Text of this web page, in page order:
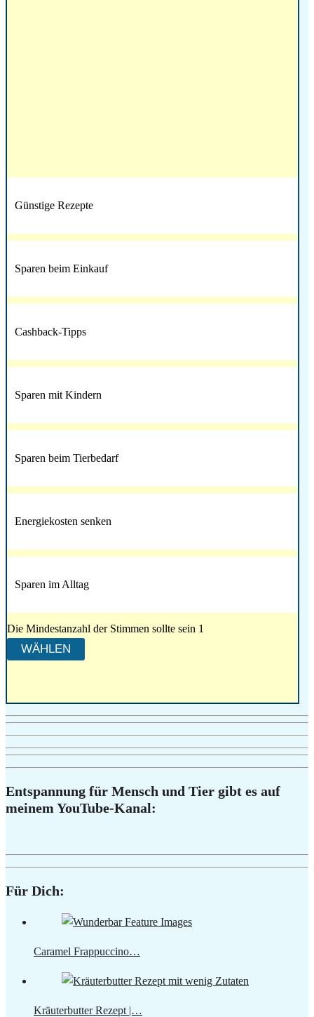
Günstige Rezepte
Sparen beim Einkauf
Cashback-Tipps
Sparen mit Kindern
Sparen beim Tierbedarf
Energiekosten senken
Sparen im Alltag
Die Mindestanzahl der Stimmen sollte sein 1
Entspannung für Mensch und Tier gibt es auf
meinem YouTube-Kanal:
Für Dich:
Caramel Frappuccino…
Kräuterbutter Rezept |…